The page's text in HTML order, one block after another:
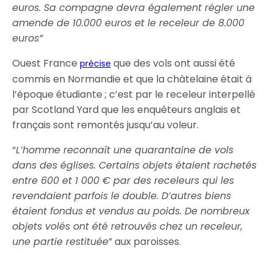
euros. Sa compagne devra également régler une
amende de 10.000 euros et le receleur de 8.000
euros”
Ouest Franceprécise que des vols ont aussi été
commis en Normandie et que la châtelaine était à
l’époque étudiante ; c’est par le receleur interpellé
par Scotland Yard que les enquêteurs anglais et
français sont remontés jusqu’au voleur.
“L’homme reconnaît une quarantaine de vols
dans des églises. Certains objets étaient rachetés
entre 600 et 1 000 € par des receleurs qui les
revendaient parfois le double. D’autres biens
étaient fondus et vendus au poids. De nombreux
objets volés ont été retrouvés chez un receleur,
une partie restituée” aux paroisses.